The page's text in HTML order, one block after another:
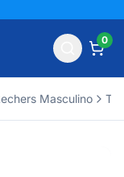
0
Masculino